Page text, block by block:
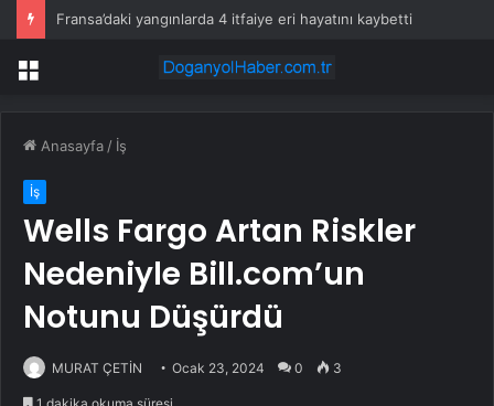
Fransa’daki yangınlarda 4 itfaiye eri hayatını kaybetti
Menü
Anasayfa / İş
İş
Wells Fargo Artan Riskler
Nedeniyle Bill.com’un
Notunu Düşürdü
MURAT ÇETİN Ocak 23, 2024 0 3